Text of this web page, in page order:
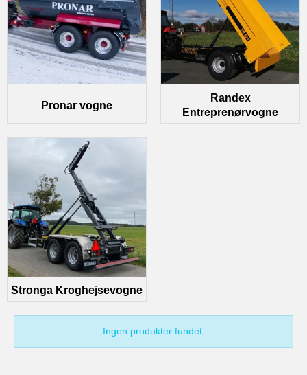
Pronar vogne
Randex
Entreprenørvogne
Stronga Kroghejsevogne
Ingen produkter fundet.